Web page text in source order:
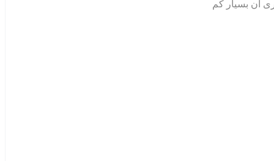
آن بسیار کم